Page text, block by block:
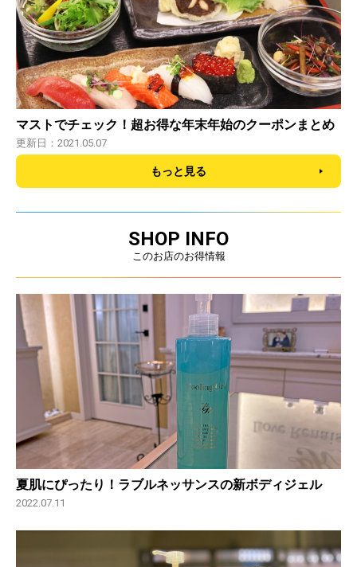
マストでチェック！超お得な年末年始のクーポンまとめ
更新日：2021.05.07
もっと見る
SHOP INFO
このお店のお得情報
夏肌にぴったり！ラブルネッサンスの新ボディジェル
2022.07.11